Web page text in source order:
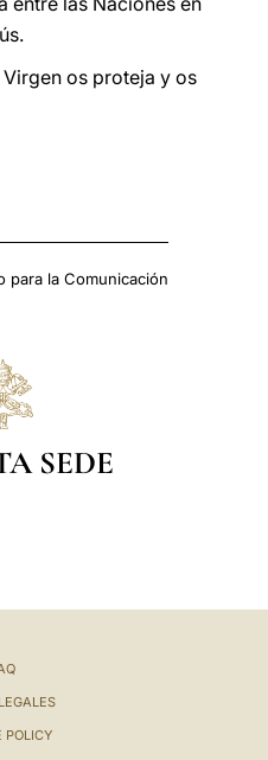
os proteja y os
la Comunicación
SEDE
POLICY